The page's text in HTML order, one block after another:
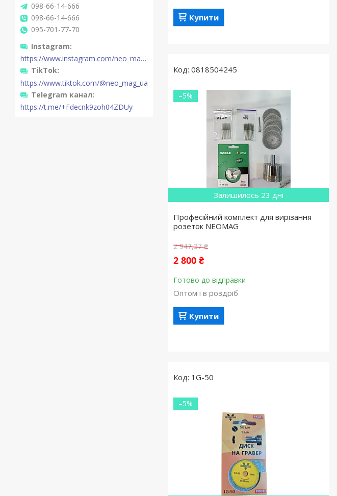
Купити
0818504245
Залишилось 23 дні
–5%
Професійний комплект для вирізання
розеток NEOMAG
2 947,37 ₴
2 800 ₴
Готово до відправки
Оптом і в роздріб
Купити
1G-50
–5%
098-66-14-666
098-66-14-666
095-701-77-70
Instagram
https://www.instagram.com/neo_mag_ua/
TikTok
https://www.tiktok.com/@neo_mag_ua
Telegram канал
https://t.me/+Fdecnk9zoh04ZDUy